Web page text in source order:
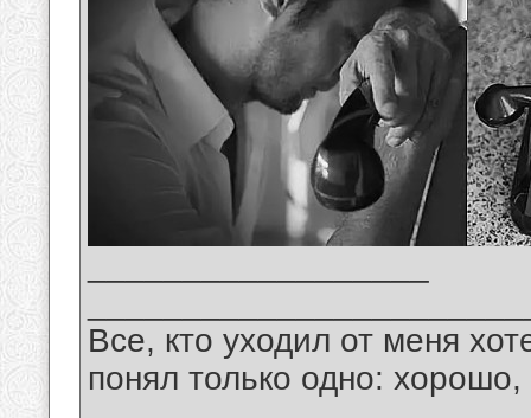
Все, кто уходил от меня
понял только одно: